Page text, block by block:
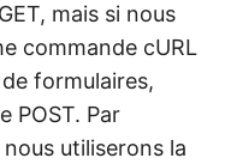
mais si nous
commande cURL
formulaires,
POST. Par
utiliserons la